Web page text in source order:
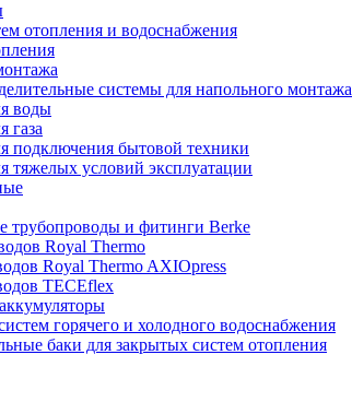
отопления и водоснабжения
системы для напольного монтажа
воды
газа
подключения бытовой техники
тяжелых условий эксплуатации
трубопроводы и фитинги Berke
Royal Thermo
Royal Thermo AXIOpress
TECEflex
горячего и холодного водоснабжения
баки для закрытых систем отопления